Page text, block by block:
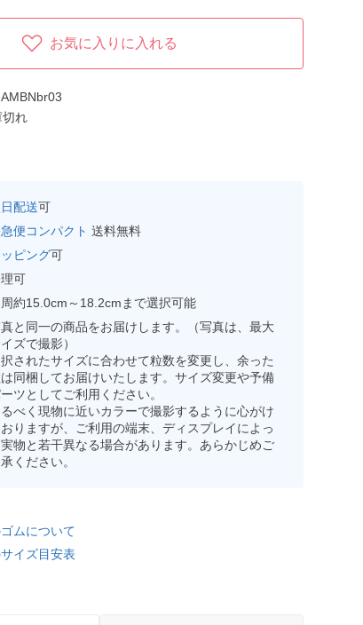
お気に入りに入れる
れ
配送可
便コンパクト 送料無料
ピング可
可
約15.0cm～18.2cmまで選択可能
と同一の商品をお届けします。（写真は、最大
ズで撮影）
されたサイズに合わせて粒数を変更し、余った
同梱してお届けいたします。サイズ変更や予備
ツとしてご利用ください。
べく現物に近いカラーで撮影するように心がけ
りますが、ご利用の端末、ディスプレイによっ
物と若干異なる場合があります。あらかじめご
ください。
ムについて
イズ目安表